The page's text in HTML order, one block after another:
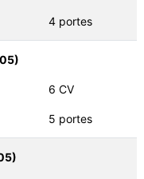
4 portes
6 CV
5 portes